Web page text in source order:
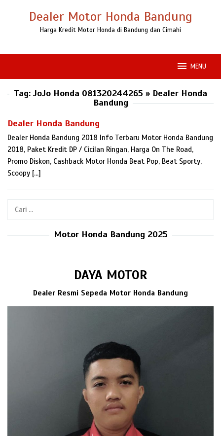
Dealer Motor Honda Bandung
Harga Kredit Motor Honda di Bandung dan Cimahi
MENU
Tag: JoJo Honda 081320244265 » Dealer Honda
Bandung
Dealer Honda Bandung
Dealer Honda Bandung 2018 Info Terbaru Motor Honda Bandung
2018, Paket Kredit DP / Cicilan Ringan, Harga On The Road,
Promo Diskon, Cashback Motor Honda Beat Pop, Beat Sporty,
Scoopy […]
Cari
Motor Honda Bandung 2025
DAYA MOTOR
Dealer Resmi Sepeda Motor Honda Bandung